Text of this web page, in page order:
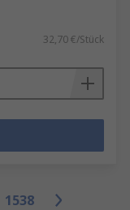
32,70 €/Stück
1538